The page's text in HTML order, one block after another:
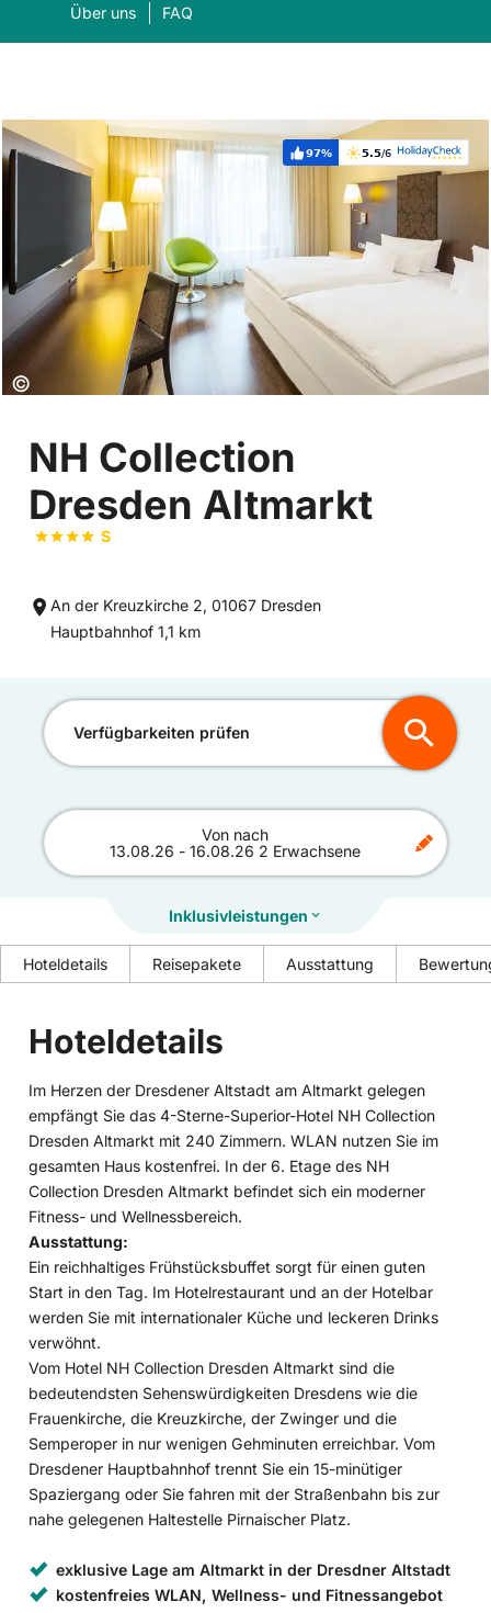
Über uns FAQ
Was suchen Sie?
Weiterempfehlung:
97% Bewertung:
5.5/6
Copyright:
©
NH Collection
Dresden Altmarkt
S
An der Kreuzkirche 2, 01067 Dresden
Entfernung
Hauptbahnhof 1,1 km
Verfügbarkeiten prüfen
Von nach
13.08.26 - 16.08.26 2 Erwachsene
Inklusivleistungen
Hoteldetails Reisepakete Ausstattung
Hoteldetails
Im Herzen der Dresdener Altstadt am Altmarkt gelegen
empfängt Sie das 4-Sterne-Superior-Hotel NH Collection
Dresden Altmarkt mit 240 Zimmern. WLAN nutzen Sie im
gesamten Haus kostenfrei. In der 6. Etage des NH
Collection Dresden Altmarkt befindet sich ein moderner
Fitness- und Wellnessbereich.
Ausstattung:
Ein reichhaltiges Frühstücksbuffet sorgt für einen guten
Start in den Tag. Im Hotelrestaurant und an der Hotelbar
werden Sie mit internationaler Küche und leckeren Drinks
verwöhnt.
Vom Hotel NH Collection Dresden Altmarkt sind die
bedeutendsten Sehenswürdigkeiten Dresdens wie die
Frauenkirche, die Kreuzkirche, der Zwinger und die
Semperoper in nur wenigen Gehminuten erreichbar. Vom
Dresdener Hauptbahnhof trennt Sie ein 15-minütiger
Spaziergang oder Sie fahren mit der Straßenbahn bis zur
nahe gelegenen Haltestelle Pirnaischer Platz.
exklusive Lage am Altmarkt in der Dresdner Altstadt
kostenfreies WLAN, Wellness- und Fitnessangebot